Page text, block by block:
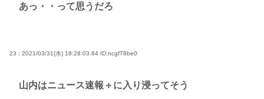
あっ・・って思うだろ
23 : 2021/03/31(水) 18:28:03.64 ID:ncgfT8be0
山内はニュース速報＋に入り浸ってそう